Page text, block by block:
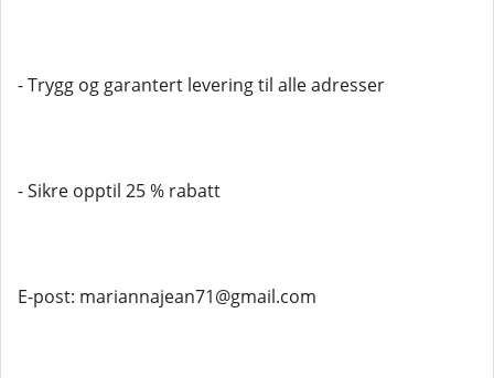
- Trygg og garantert levering til alle adresser
- Sikre opptil 25 % rabatt
E-post: mariannajean71@gmail.com